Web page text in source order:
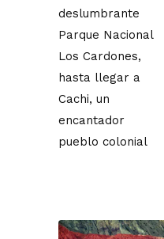
deslumbrante
Parque Nacional
Los Cardones,
hasta llegar a
Cachi, un
encantador
pueblo colonial